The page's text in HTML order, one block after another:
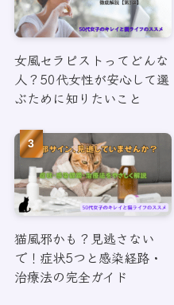
女風セラピストってどんな
人？50代女性が安心して選
ぶために知りたいこと
猫風邪かも？見逃さない
で！症状5つと感染経路・
治療法の完全ガイド